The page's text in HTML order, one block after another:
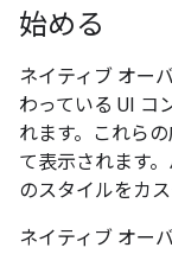
始める
ネイティブ オー
わっている UI コ
れます。これら
て表示されます
のスタイルをカス
ネイティブ オー